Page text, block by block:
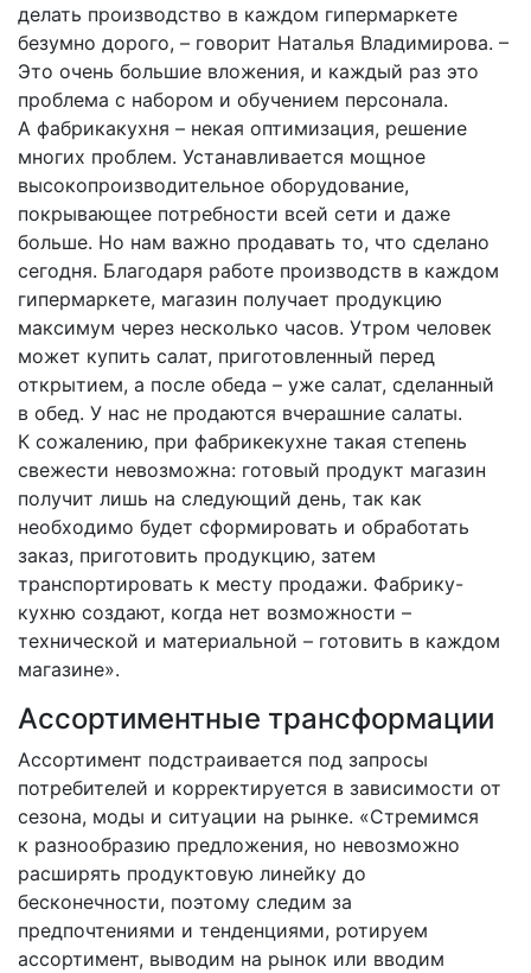
делать производство в каждом гипермаркете
безумно дорого, – говорит Наталья Владимирова. –
Это очень большие вложения, и каждый раз это
проблема с набором и обучением персонала.
А фабрика­кухня – некая оптимизация, решение
многих проблем. Устанавливается мощное
высокопроизводительное оборудование,
покрывающее потребности всей сети и даже
больше. Но нам важно продавать то, что сделано
сегодня. Благодаря работе производств в каждом
гипермаркете, магазин получает продукцию
максимум через несколько часов. Утром человек
может купить салат, приготовленный перед
открытием, а после обеда – уже салат, сделанный
в обед. У нас не продаются вчерашние салаты.
К сожалению, при фабрике­кухне такая степень
свежести невозможна: готовый продукт магазин
получит лишь на следующий день, так как
необходимо будет сформировать и обработать
заказ, приготовить продукцию, затем
транспортировать к месту продажи. Фабрику-
кухню создают, когда нет возможности –
технической и материальной – готовить в каждом
магазине».
Ассортиментные трансформации
Ассортимент подстраивается под запросы
потребителей и корректируется в зависимости от
сезона, моды и ситуации на рынке. «Стремимся
к разнообразию предложения, но невозможно
расширять продуктовую линейку до
бесконечности, поэтому следим за
предпочтениями и тенденциями, ротируем
ассортимент, выводим на рынок или вводим